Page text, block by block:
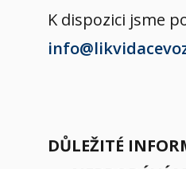
K dispozici jsme
DŮLEŽITÉ